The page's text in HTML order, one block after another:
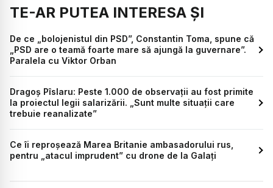
TE-AR PUTEA INTERESA ȘI
De ce „bolojenistul din PSD”, Constantin Toma, spune că
„PSD are o teamă foarte mare să ajungă la guvernare”.
Paralela cu Viktor Orban
Dragoș Pîslaru: Peste 1.000 de observații au fost primite
la proiectul legii salarizării. „Sunt multe situații care
trebuie reanalizate”
Ce îi reproșează Marea Britanie ambasadorului rus,
pentru „atacul imprudent” cu drone de la Galați